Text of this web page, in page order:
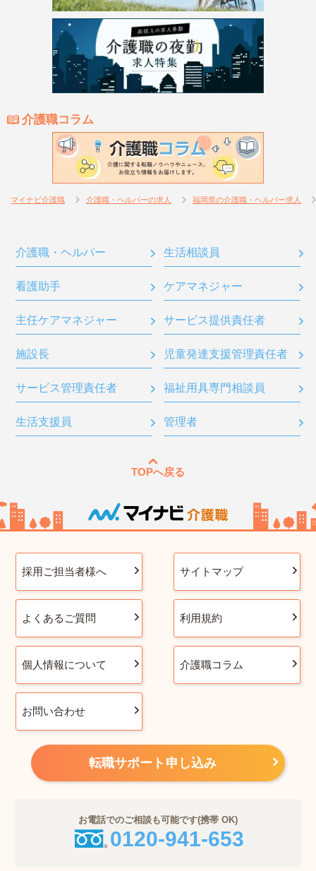
介護職コラム
マイナビ介護職 介護職・ヘルパーの求人 福岡県の介護職・ヘルパー求人
介護職・ヘルパー 生活相談員
看護助手 ケアマネジャー
主任ケアマネジャー サービス提供責任者
施設長 児童発達支援管理責任者
サービス管理責任者 福祉用具専門相談員
生活支援員 管理者
TOPへ戻る
採用ご担当者様へ サイトマップ
よくあるご質問 利用規約
個人情報について 介護職コラム
お問い合わせ
転職サポート申し込み
お電話でのご相談も可能です(携帯 OK)
0120-941-653